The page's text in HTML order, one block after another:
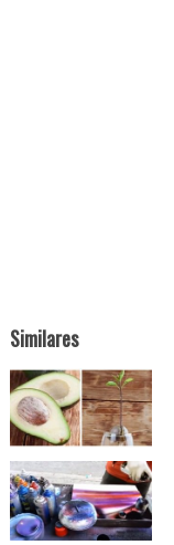
Similares